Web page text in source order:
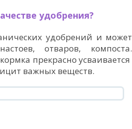
удобрения?
удобрений и может
отваров, компоста.
прекрасно усваивается
важных веществ.